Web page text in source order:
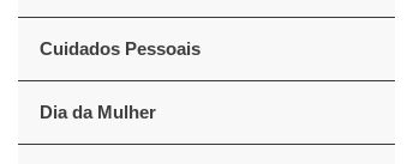
Cuidados Pessoais
Dia da Mulher